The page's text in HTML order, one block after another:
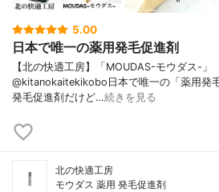
5.00
日本で唯一の薬用発毛促進剤
【北の快適工房】「MOUDAS-モウダス-」
@kitanokaitekikobo日本で唯一の「薬用発
発毛促進剤だけど…続きを見る
北の快適工房
モウダス 薬用 発毛促進剤